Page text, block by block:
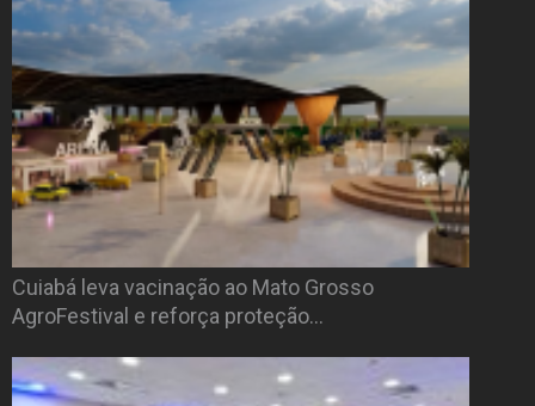
Cuiabá leva vacinação ao Mato Grosso
AgroFestival e reforça proteção…